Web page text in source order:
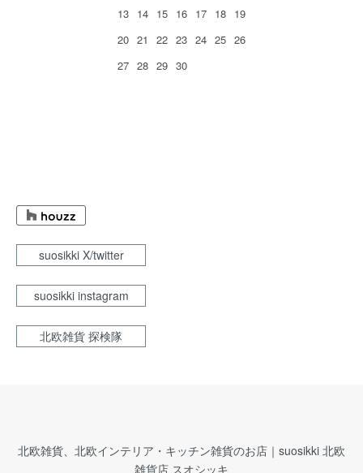
13 14 15 16 17 18 19
20 21 22 23 24 25 26
27 28 29 30
suosikki X/twitter
suosikki instagram
北欧雑貨 探検隊
北欧雑貨、北欧インテリア・キッチン雑貨のお店｜suosikki 北欧
雑貨店 スオシッキ